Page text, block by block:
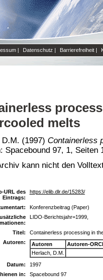
| Datenschutz | Barrierefreiheit |
melts
D.M. (1997) Containerless
Spacebound 97, 1, Seiten
kann nicht den
URL des
Eintrags:
https://elib.dlr.de/15283/
Konferenzbeitrag (Paper)
LIDO-Berichtsjahr=1999,
Titel:
Containerless processing in
Autoren:
Autoren
Autoren-
Herlach, D.M.
Datum:
1997
in:
Spacebound 97